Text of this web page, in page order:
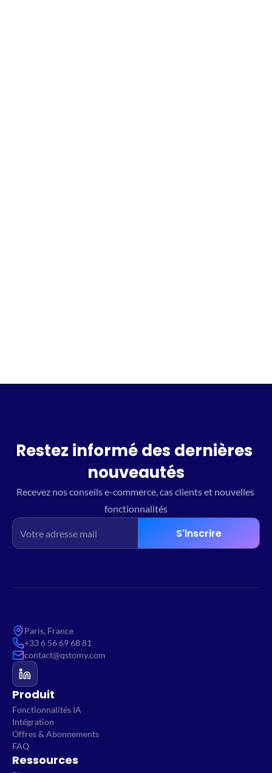
Restez informé des dernières
nouveautés
Recevez nos conseils e-commerce, cas clients et nouvelles
fonctionnalités
S'inscrire
Paris, France
+33 6 56 69 68 81
contact@qstomy.com
Produit
Fonctionnalités IA
Intégration
Offres & Abonnements
FAQ
Ressources